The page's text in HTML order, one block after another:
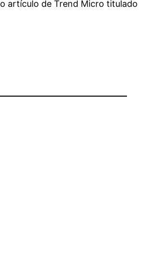
artículo de Trend Micro titulado